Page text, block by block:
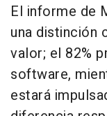
El informe de
una distinción
valor; el 82%
software,
estará